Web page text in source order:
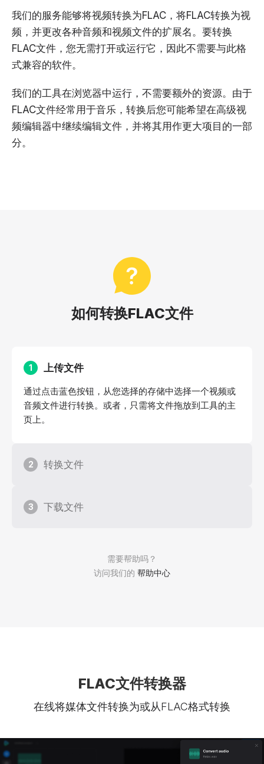
我们的服务能够将视频转换为FLAC，将FLAC转换为视
频，并更改各种音频和视频文件的扩展名。要转换
FLAC文件，您无需打开或运行它，因此不需要与此格
式兼容的软件。
我们的工具在浏览器中运行，不需要额外的资源。由于
FLAC文件经常用于音乐，转换后您可能希望在高级视
频编辑器中继续编辑文件，并将其用作更大项目的一部
分。
如何转换FLAC文件
需要帮助吗？
访问我们的 帮助中心
1 上传文件
通过点击蓝色按钮，从您选择的存储中选择一个视频或
音频文件进行转换。或者，只需将文件拖放到工具的主
页上。
2 转换文件
3 下载文件
FLAC文件转换器
在线将媒体文件转换为或从FLAC格式转换